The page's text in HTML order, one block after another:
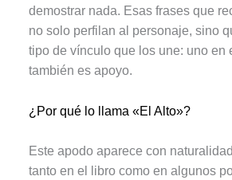
demostrar nada. Esas frases que
no solo perfilan al personaje, sino
tipo de vínculo que los une: uno en
también es apoyo.
¿Por qué lo llama «El Alto»?
Este apodo aparece con
tanto en el libro como en algunos